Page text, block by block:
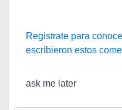
Registrate para
escribieron estos
ask me later